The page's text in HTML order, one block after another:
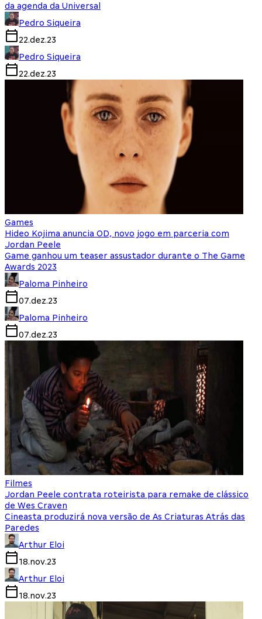
da agenda da Universal
Pedro Siqueira
22.dez.23
Pedro Siqueira
22.dez.23
Games
Hideo Kojima anuncia OD, novo jogo em parceria com
Jordan Peele
Game ganhou um teaser assustador durante o The Game
Awards 2023
Paloma Pinheiro
07.dez.23
Paloma Pinheiro
07.dez.23
Filmes
Jordan Peele contrata roteirista para remake de clássico
de Wes Craven
Cineasta produzirá nova versão de As Criaturas Atrás das
Paredes
Arthur Eloi
18.nov.23
Arthur Eloi
18.nov.23